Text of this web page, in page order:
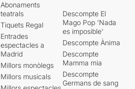
Abonaments
teatrals
Tiquets Regal
Entrades
espectacles a
Madrid
Millors monòlegs
Millors musicals
Descompte El
Mago Pop 'Nada
es imposible'
Descompte Ànima
Descompte
Mamma mia
Descompte
Germans de sang